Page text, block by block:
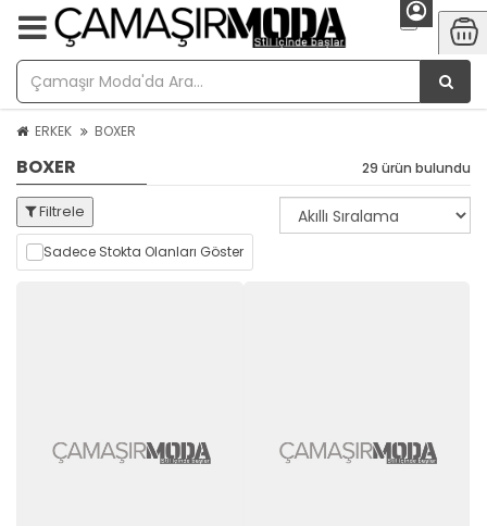
ERKEK BOXER
BOXER 29 ürün bulundu
Filtrele
Sadece Stokta Olanları Göster